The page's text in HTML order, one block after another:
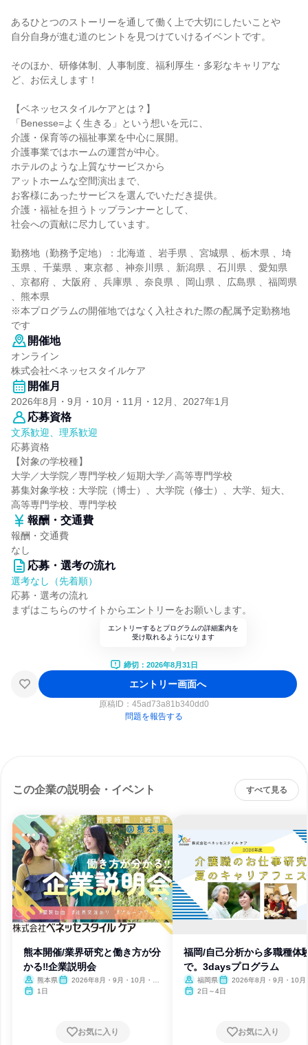
あるひとつのストーリーを通して働く上で大切にしたいことや
自分自身が進む道のヒントを見つけていけるイベントです。
そのほか、研修体制、人事制度、福利厚生・多彩なキャリアな
ど、お伝えします！
【ベネッセスタイルケアとは？】
「Benesse=よく生きる」という想いを元に、
介護・保育等の福祉事業を中心に展開。
介護事業ではホームの運営が中心。
ホテルのような上質なサービスから
アットホームな空間演出まで、
お客様にあったサービスを選んでいただき提供。
介護・福祉を担うトップランナーとして、
社会への貢献に尽力しています。
勤務地（勤務予定地）：北海道 、岩手県 、宮城県 、栃木県 、埼
玉県 、千葉県 、東京都 、神奈川県 、新潟県 、石川県 、愛知県
、京都府 、大阪府 、兵庫県 、奈良県 、岡山県 、広島県 、福岡県
、熊本県
※本プログラムの開催地ではなく入社された際の配属予定勤務地
です
開催地
オンライン
株式会社ベネッセスタイルケア
開催月
2026年8月・9月・10月・11月・12月、2027年1月
応募資格
文系歓迎、理系歓迎
応募資格
【対象の学校種】
大学／大学院／専門学校／短期大学／高等専門学校
募集対象学校：大学院（博士）、大学院（修士）、大学、短大、
高等専門学校、専門学校
報酬・交通費
報酬・交通費
なし
応募・選考の流れ
選考なし（先着順）
応募・選考の流れ
まずはこちらのサイトからエントリーをお願いします。
エントリーするとプログラムの詳細案内を
受け取れるようになります
締切：2026年8月31日
エントリー画面へ
原稿ID： 45ad73a81b340dd0
問題を報告する
この企業の説明会・イベント すべて見る
熊本開催/業界研究と働き方が分
かる‼企業説明会
熊本県
2026年8月・9月・10月・11
1日
お気に入り
福岡/自己分析から多職種体
で。3daysプログラム
福岡県
2026年8月・9月・10月
2日～4日
お気に入り